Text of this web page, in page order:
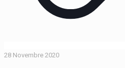
28 Novembre 2020